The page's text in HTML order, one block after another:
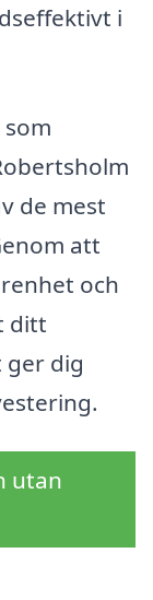
i
de mest
att
och
ditt
dig
utan